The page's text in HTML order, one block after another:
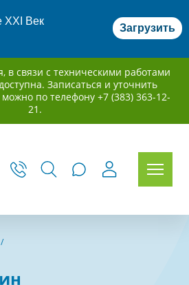
XXI Век
Загрузить
в связи с техническими работами
Записаться и уточнить
по телефону +7 (383) 363-12-
21.